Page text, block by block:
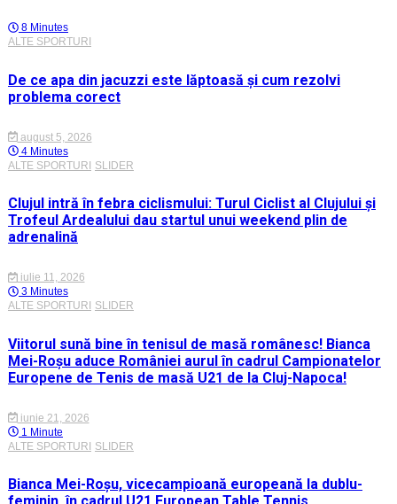
8 Minutes
ALTE SPORTURI
De ce apa din jacuzzi este lăptoasă și cum rezolvi
problema corect
august 5, 2026
4 Minutes
ALTE SPORTURI SLIDER
Clujul intră în febra ciclismului: Turul Ciclist al Clujului și
Trofeul Ardealului dau startul unui weekend plin de
adrenalină
iulie 11, 2026
3 Minutes
ALTE SPORTURI
SLIDER
Viitorul sună bine în tenisul de masă românesc! Bianca
Mei-Roșu aduce României aurul în cadrul Campionatelor
Europene de Tenis de masă U21 de la Cluj-Napoca!
iunie 21, 2026
1 Minute
ALTE SPORTURI SLIDER
Bianca Mei-Roșu, vicecampioană europeană la dublu-